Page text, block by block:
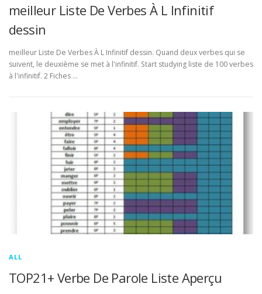
meilleur Liste De Verbes À L Infinitif
dessin
meilleur Liste De Verbes À L Infinitif dessin. Quand deux verbes qui se
suivent, le deuxième se met à l'infinitif. Start studying liste de 100 verbes
à l'infinitif. 2 Fiches …
ALL
TOP21+ Verbe De Parole Liste Aperçu